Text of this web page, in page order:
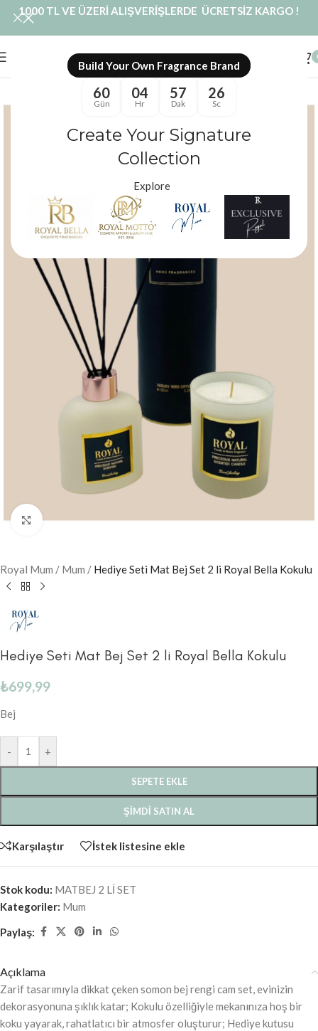
Build Your Own Fragrance Brand
60
Gün
04
Hr
57
Dak
26
Sc
Create Your Signature
Collection
Explore
1000 TL VE ÜZERİ ALIŞVERİŞLERDE ÜCRETSİZ KARGO !
Büyütmek için tıklayın
Royal Mum / Mum / Hediye Seti Mat Bej Set 2 li Royal Bella Kokulu
Hediye Seti Mat Bej Set 2 li Royal Bella Kokulu
₺699,99
Bej
- +
SEPETE EKLE
ŞIMDI SATIN AL
Karşılaştır İstek listesine ekle
Stok kodu: MATBEJ 2 Lİ SET
Kategoriler: Mum
Paylaş:
Açıklama
Zarif tasarımıyla dikkat çeken somon bej rengi cam set, evinizin
dekorasyonuna şıklık katar; Kokulu özelliğiyle mekanınıza hoş bir
koku yayarak, rahatlatıcı bir atmosfer oluşturur; Hediye kutusu